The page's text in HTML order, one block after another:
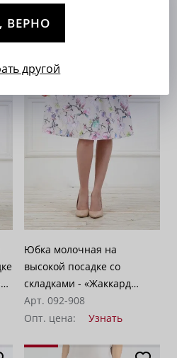
Юбка молочная на
высокой посадке со
складками - «Жаккард
магнолия»
Арт. 092-908
Опт. цена:
Узнать
ВЕРНО
другой